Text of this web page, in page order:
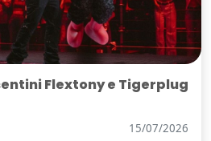
Flextony e Tigerplug
15/07/2026